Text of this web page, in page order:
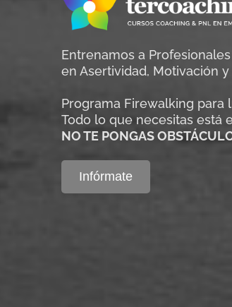
Entrenamos a
en Asertividad, Motivación
Programa Firewalking para
Todo lo que necesitas está
NO TE PONGAS
Infórmate